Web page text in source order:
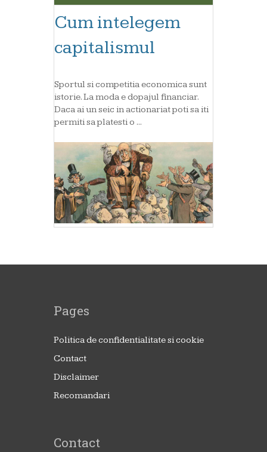
Cum intelegem
capitalismul
Sportul si competitia economica sunt
istorie. La moda e dopajul financiar.
Daca ai un seic in actionariat poti sa iti
permiti sa platesti o ...
Pages
Politica de confidentialitate si cookie
Contact
Disclaimer
Recomandari
Contact